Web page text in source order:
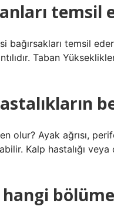
temsil
bağırsakları temsil
Taban
olur? Ayak ağrısı,
Kalp hastalığı
hangi